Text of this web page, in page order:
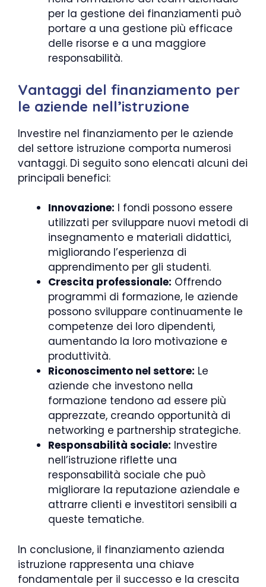
per la gestione dei finanziamenti può
portare a una gestione più efficace
delle risorse e a una maggiore
responsabilità.
Vantaggi del finanziamento per
le aziende nell’istruzione
Investire nel finanziamento per le aziende
del settore istruzione comporta numerosi
vantaggi. Di seguito sono elencati alcuni dei
principali benefici:
Innovazione: I fondi possono essere
utilizzati per sviluppare nuovi metodi di
insegnamento e materiali didattici,
migliorando l’esperienza di
apprendimento per gli studenti.
Crescita professionale: Offrendo
programmi di formazione, le aziende
possono sviluppare continuamente le
competenze dei loro dipendenti,
aumentando la loro motivazione e
produttività.
Riconoscimento nel settore: Le
aziende che investono nella
formazione tendono ad essere più
apprezzate, creando opportunità di
networking e partnership strategiche.
Responsabilità sociale: Investire
nell’istruzione riflette una
responsabilità sociale che può
migliorare la reputazione aziendale e
attrarre clienti e investitori sensibili a
queste tematiche.
In conclusione, il finanziamento azienda
istruzione rappresenta una chiave
fondamentale per il successo e la crescita